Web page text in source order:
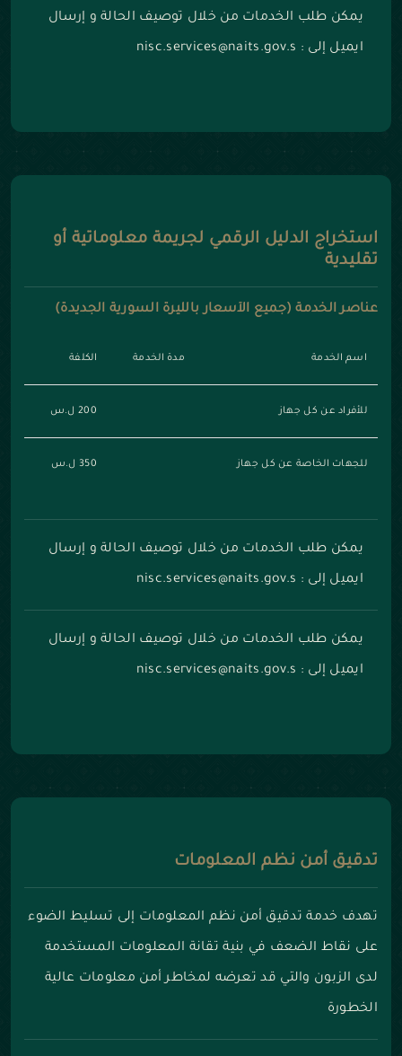
يمكن طلب الخدمات من خلال توصيف الحالة و إرسال
ايميل إلى : nisc.services@naits.gov.s
استخراج الدليل الرقمي لجريمة معلوماتية أو
تقليدية
عناصر الخدمة (جميع الأسعار بالليرة السورية الجديدة)
اسم الخدمة مدة الخدمة الكلفة
للأفراد عن كل جهاز 200 ل.س
للجهات الخاصة عن كل جهاز 350 ل.س
يمكن طلب الخدمات من خلال توصيف الحالة و إرسال
ايميل إلى : nisc.services@naits.gov.s
يمكن طلب الخدمات من خلال توصيف الحالة و إرسال
ايميل إلى : nisc.services@naits.gov.s
تدقيق أمن نظم المعلومات
تهدف خدمة تدقيق أمن نظم المعلومات إلى تسليط الضوء
على نقاط الضعف في بنية تقانة المعلومات المستخدمة
لدى الزبون والتي قد تعرضه لمخاطر أمن معلومات عالية
الخطورة